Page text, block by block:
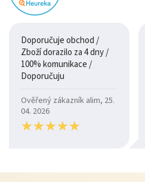
Doporučuje obchod /
Zboží dorazilo za 4 dny /
100% komunikace /
Doporučuju
Ověřený zákazník alim, 25.
04. 2026
★★★★★
★★★★★